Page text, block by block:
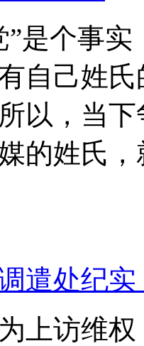
”是个事
自己姓
以，当
的姓氏
遣处纪实
上访维